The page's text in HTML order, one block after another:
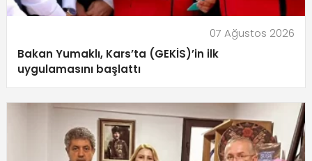
07 Ağustos 2026
Bakan Yumaklı, Kars’ta (GEKİS)’in ilk
uygulamasını başlattı